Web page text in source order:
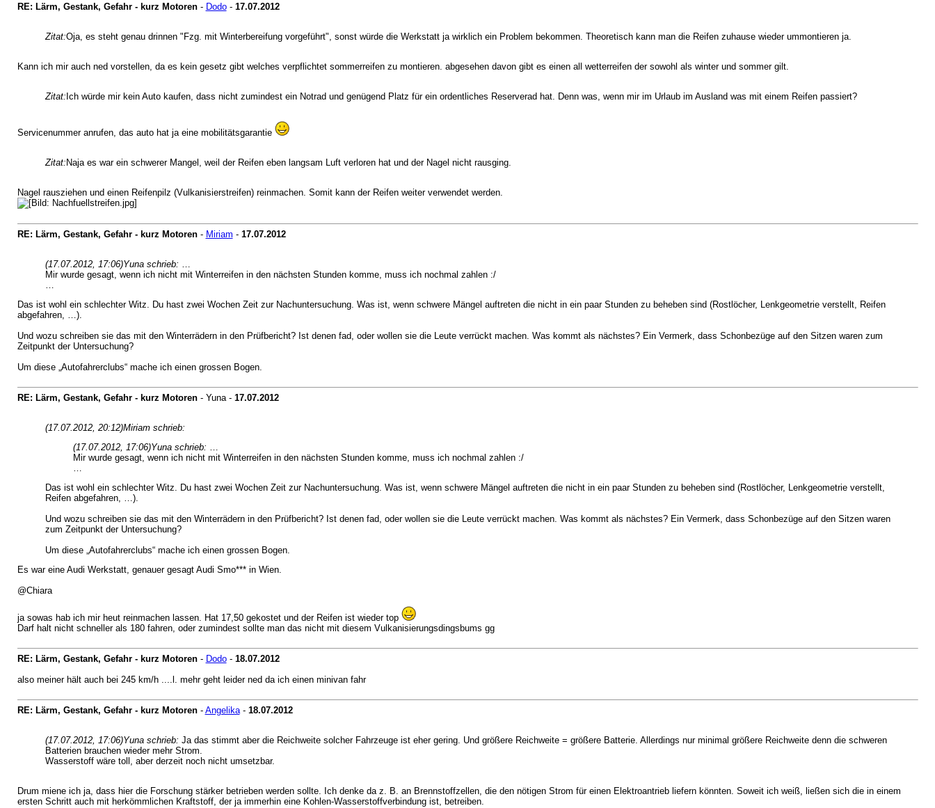
RE: Lärm, Gestank, Gefahr - kurz Motoren- Dodo- 17.07.2012
Zitat:Oja, es steht genau drinnen "Fzg. mit Winterbereifung vorgeführt", sonst würde die Werkstatt ja wirklich ein Problem bekommen. Theoretisch kann man die Reifen zuhause wieder ummontieren ja.
Kann ich mir auch ned vorstellen, da es kein gesetz gibt welches verpflichtet sommerreifen zu montieren. abgesehen davon gibt es einen all wetterreifen der sowohl als winter und sommer gilt.
Zitat:Ich würde mir kein Auto kaufen, dass nicht zumindest ein Notrad und genügend Platz für ein ordentliches Reserverad hat. Denn was, wenn mir im Urlaub im Ausland was mit einem Reifen passiert?
Servicenummer anrufen, das auto hat ja eine mobilitätsgarantie
Zitat:Naja es war ein schwerer Mangel, weil der Reifen eben langsam Luft verloren hat und der Nagel nicht rausging.
Nagel rausziehen und einen Reifenpilz (Vulkanisierstreifen) reinmachen. Somit kann der Reifen weiter verwendet werden.
RE: Lärm, Gestank, Gefahr - kurz Motoren- Miriam - 17.07.2012
(17.07.2012, 17:06)Yuna schrieb:
Mir wurde gesagt, wenn ich nicht mit Winterreifen in den nächsten Stunden komme, muss ich nochmal zahlen :/
Das ist wohl ein schlechter Witz. Du hast zwei Wochen Zeit zur Nachuntersuchung. Was ist, wenn schwere Mängel auftreten die nicht in ein paar Stunden zu beheben sind (Rostlöcher, Lenkgeometrie verstellt, Reifen
abgefahren, …).
Und wozu schreiben sie das mit den Winterrädern in den Prüfbericht? Ist denen fad, oder wollen sie die Leute verrückt machen. Was kommt als nächstes? Ein Vermerk, dass Schonbezüge auf den Sitzen waren zum
Zeitpunkt der Untersuchung?
Um diese „Autofahrerclubs“ mache ich einen grossen Bogen.
RE: Lärm, Gestank, Gefahr - kurz Motoren- Yuna - 17.07.2012
(17.07.2012, 20:12)Miriam schrieb:
(17.07.2012, 17:06)Yuna schrieb:
Mir wurde gesagt, wenn ich nicht mit Winterreifen in den nächsten Stunden komme, muss ich nochmal zahlen :/
Das ist wohl ein schlechter Witz. Du hast zwei Wochen Zeit zur Nachuntersuchung. Was ist, wenn schwere Mängel auftreten die nicht in ein paar Stunden zu beheben sind (Rostlöcher, Lenkgeometrie verstellt,
Reifen abgefahren, …).
Und wozu schreiben sie das mit den Winterrädern in den Prüfbericht? Ist denen fad, oder wollen sie die Leute verrückt machen. Was kommt als nächstes? Ein Vermerk, dass Schonbezüge auf den Sitzen waren
zum Zeitpunkt der Untersuchung?
Um diese „Autofahrerclubs“ mache ich einen grossen Bogen.
Es war eine Audi Werkstatt, genauer gesagt Audi Smo*** in Wien.
@Chiara
ja sowas hab ich mir heut reinmachen lassen. Hat 17,50 gekostet und der Reifen ist wieder top
Darf halt nicht schneller als 180 fahren, oder zumindest sollte man das nicht mit diesem Vulkanisierungsdingsbums gg
RE: Lärm, Gestank, Gefahr - kurz Motoren- Dodo- 18.07.2012
also meiner hält auch bei 245 km/h ....l. mehr geht leider ned da ich einen minivan fahr
RE: Lärm, Gestank, Gefahr - kurz Motoren- Angelika- 18.07.2012
(17.07.2012, 17:06)Yuna schrieb: Ja das stimmt aber die Reichweite solcher Fahrzeuge ist eher gering. Und größere Reichweite = größere Batterie. Allerdings nur minimal größere Reichweite denn die schweren
Batterien brauchen wieder mehr Strom.
Wasserstoff wäre toll, aber derzeit noch nicht umsetzbar.
Drum miene ich ja, dass hier die Forschung stärker betrieben werden sollte. Ich denke da z. B. an Brennstoffzellen, die den nötigen Strom für einen Elektroantrieb liefern könnten. Soweit ich weiß, ließen sich die in einem
ersten Schritt auch mit herkömmlichen Kraftstoff, der ja immerhin eine Kohlen-Wasserstoffverbindung ist, betreiben.